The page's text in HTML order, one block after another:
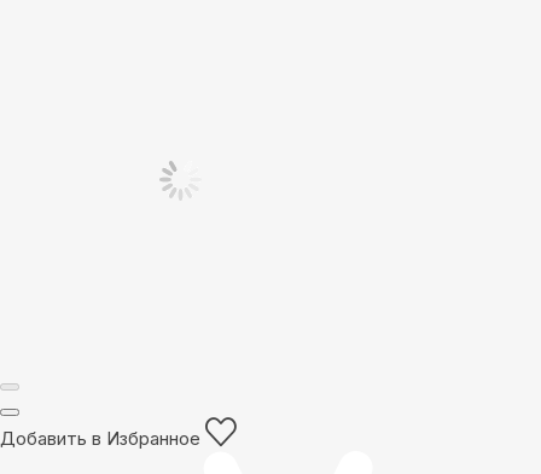
Добавить в Избранное